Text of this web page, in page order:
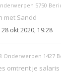
5750
met Sandd
28 okt 2020, 19:28
Onderwerpen 1427
omtrent je salaris